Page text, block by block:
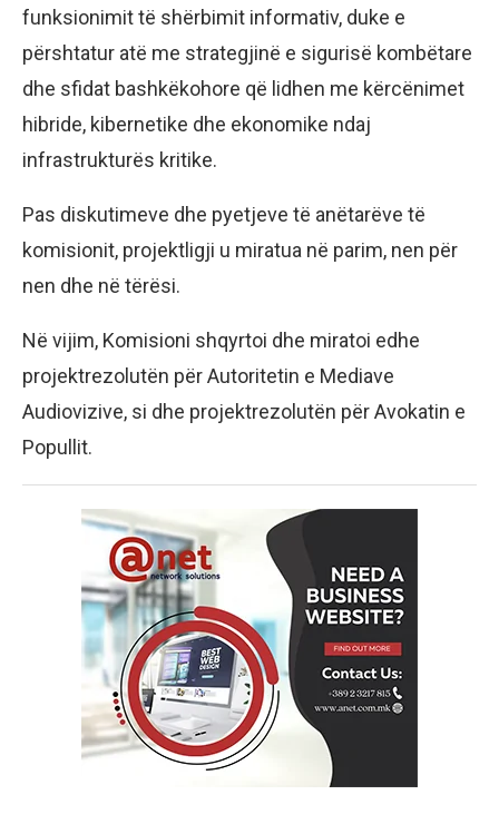
funksionimit të shërbimit informativ, duke e
përshtatur atë me strategjinë e sigurisë kombëtare
dhe sfidat bashkëkohore që lidhen me kërcënimet
hibride, kibernetike dhe ekonomike ndaj
infrastrukturës kritike.
Pas diskutimeve dhe pyetjeve të anëtarëve të
komisionit, projektligji u miratua në parim, nen për
nen dhe në tërësi.
Në vijim, Komisioni shqyrtoi dhe miratoi edhe
projektrezolutën për Autoritetin e Mediave
Audiovizive, si dhe projektrezolutën për Avokatin e
Popullit.